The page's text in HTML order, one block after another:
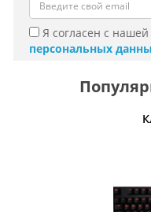
Я согласен с нашей
персональных